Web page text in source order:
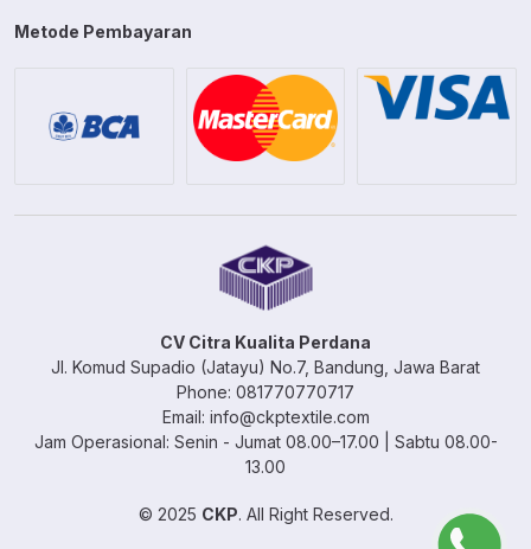
Metode Pembayaran
CV Citra Kualita Perdana
Jl. Komud Supadio (Jatayu) No.7, Bandung, Jawa Barat
Phone: 081770770717
Email: info@ckptextile.com
Jam Operasional: Senin - Jumat 08.00–17.00 | Sabtu 08.00-
13.00
© 2025 CKP. All Right Reserved.